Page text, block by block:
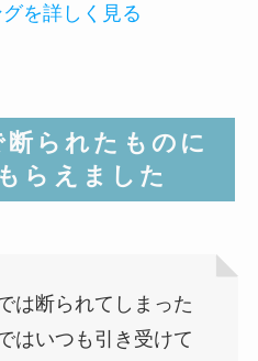
を詳しく見る
断られたものに
らえました
は断られてしまった
はいつも引き受けて